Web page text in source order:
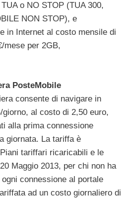
o NO STOP (TUA 300,
NON STOP), e
in Internet al costo mensile di
mese per 2GB,
PosteMobile
consente di navigare in
al costo di 2,50 euro,
alla prima connessione
giornata. La tariffa è
tariffari ricaricabili e le
Maggio 2013, per chi non ha
connessione al portale
ad un costo giornaliero di